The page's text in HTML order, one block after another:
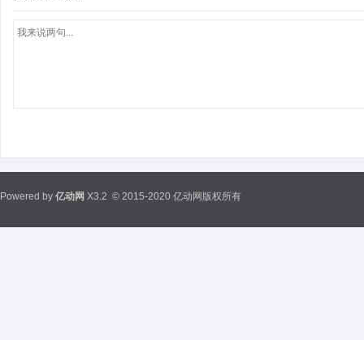
Powered by 亿动网 X3.2 © 2015-2020 亿动网版权所有